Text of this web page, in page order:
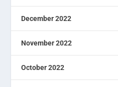
December 2022
November 2022
October 2022